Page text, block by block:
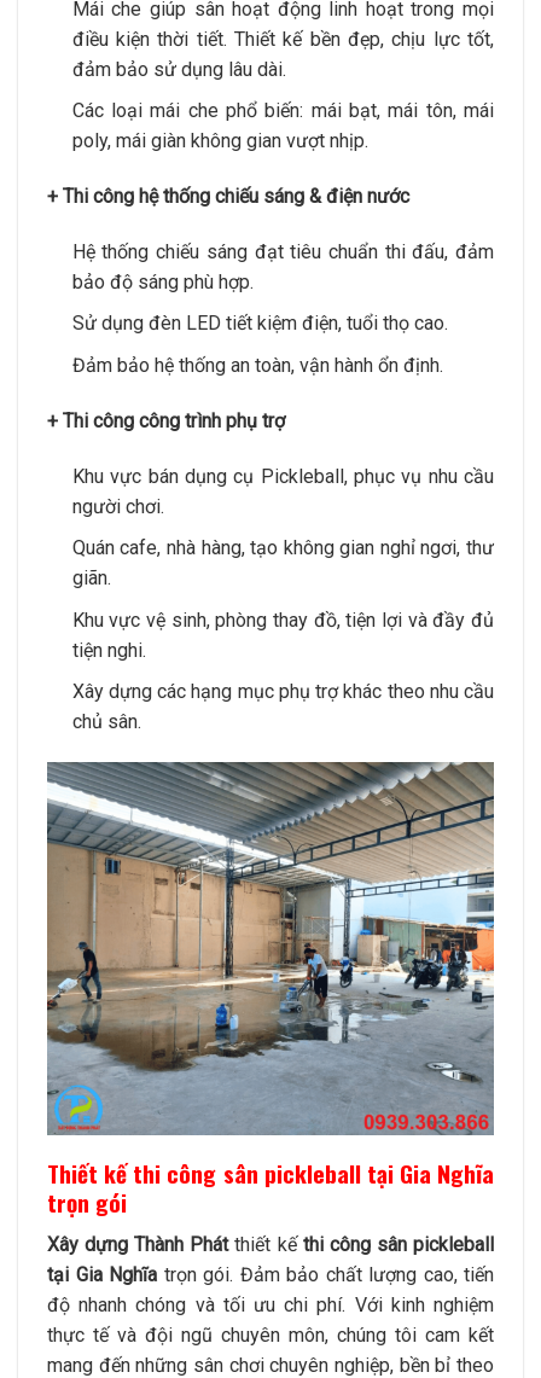
Mái che giúp sân hoạt động linh hoạt trong mọi
điều kiện thời tiết. Thiết kế bền đẹp, chịu lực tốt,
đảm bảo sử dụng lâu dài.
Các loại mái che phổ biến: mái bạt, mái tôn, mái
poly, mái giàn không gian vượt nhịp.
+ Thi công hệ thống chiếu sáng & điện nước
Hệ thống chiếu sáng đạt tiêu chuẩn thi đấu, đảm
bảo độ sáng phù hợp.
Sử dụng đèn LED tiết kiệm điện, tuổi thọ cao.
Đảm bảo hệ thống an toàn, vận hành ổn định.
+ Thi công công trình phụ trợ
Khu vực bán dụng cụ Pickleball, phục vụ nhu cầu
người chơi.
Quán cafe, nhà hàng, tạo không gian nghỉ ngơi, thư
giãn.
Khu vực vệ sinh, phòng thay đồ, tiện lợi và đầy đủ
tiện nghi.
Xây dựng các hạng mục phụ trợ khác theo nhu cầu
chủ sân.
Thiết kế thi công sân pickleball tại Gia Nghĩa
trọn gói
Xây dựng Thành Phátthiết kế thi công sân pickleball
tại Gia Nghĩa trọn gói. Đảm bảo chất lượng cao, tiến
độ nhanh chóng và tối ưu chi phí. Với kinh nghiệm
thực tế và đội ngũ chuyên môn, chúng tôi cam kết
mang đến những sân chơi chuyên nghiệp, bền bỉ theo